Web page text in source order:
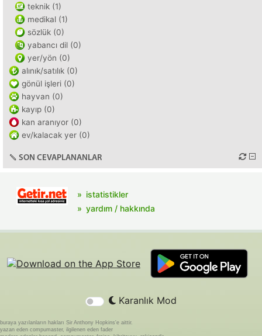
teknik (1)
medikal (1)
sözlük (0)
yabancı dil (0)
yer/yön (0)
alınık/satılık (0)
gönül işleri (0)
hayvan (0)
kayıp (0)
kan aranıyor (0)
ev/kalacak yer (0)
SON CEVAPLANANLAR
istatistikler
yardım / hakkında
Karanlık Mod
buraya yazılanların hakları Sir Anthony Hopkins'e aittir.
yazan eden compumaster, ilgilenen eden fader